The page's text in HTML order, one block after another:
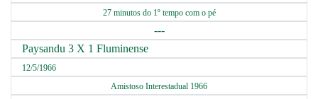
27 minutos do 1º tempo com o pé
---
Paysandu 3 X 1 Fluminense
12/5/1966
Amistoso Interestadual 1966